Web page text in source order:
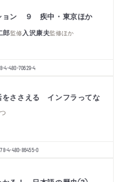
ョン ９ 疾中・東京ほか
郎監修入沢康夫監修ほか
4-480-70629-4
をささえる インフラってな
4-480-86455-0